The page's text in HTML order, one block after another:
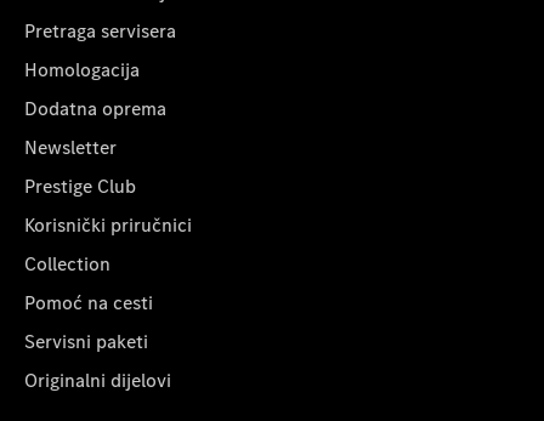
Pretraga servisera
Homologacija
Dodatna oprema
Newsletter
Prestige Club
Korisnički priručnici
Collection
Pomoć na cesti
Servisni paketi
Originalni dijelovi